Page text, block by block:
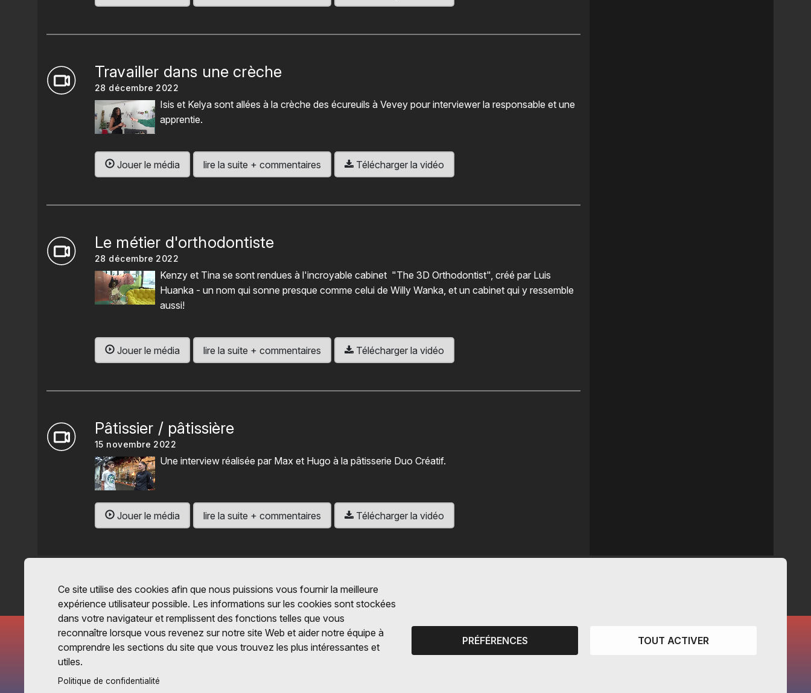
Travailler dans une crèche
28 décembre 2022
Isis et Kelya sont allées à la crèche des écureuils à Vevey pour interviewer la responsable et une
apprentie.
Jouer le média lire la suite + commentaires Télécharger la vidéo
Le métier d'orthodontiste
28 décembre 2022
Kenzy et Tina se sont rendues à l'incroyable cabinet "The 3D Orthodontist", créé par Luis
Huanka - un nom qui sonne presque comme celui de Willy Wanka, et un cabinet qui y ressemble
aussi!
Jouer le média lire la suite + commentaires Télécharger la vidéo
Pâtissier / pâtissière
15 novembre 2022
Une interview réalisée par Max et Hugo à la pâtisserie Duo Créatif.
Jouer le média lire la suite + commentaires Télécharger la vidéo
Ce site utilise des cookies afin que nous puissions vous fournir la meilleure
expérience utilisateur possible. Les informations sur les cookies sont stockées
dans votre navigateur et remplissent des fonctions telles que vous
reconnaître lorsque vous revenez sur notre site Web et aider notre équipe à
comprendre les sections du site que vous trouvez les plus intéressantes et
utiles.
Politique de confidentialité
PRÉFÉRENCES TOUT ACTIVER